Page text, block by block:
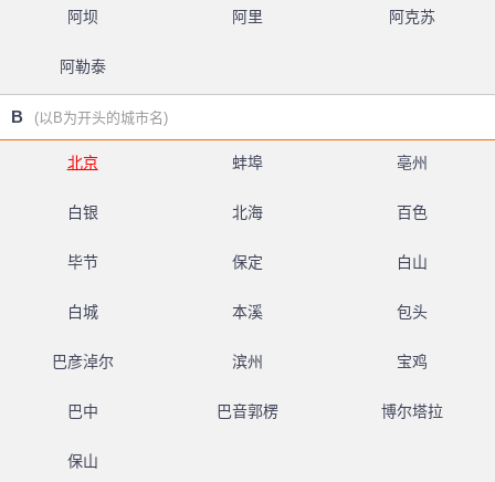
阿坝 阿里 阿克苏
阿勒泰
B (以B为开头的城市名)
北京 蚌埠 亳州
白银 北海 百色
毕节 保定 白山
白城 本溪 包头
巴彦淖尔 滨州 宝鸡
巴中 巴音郭楞 博尔塔拉
保山